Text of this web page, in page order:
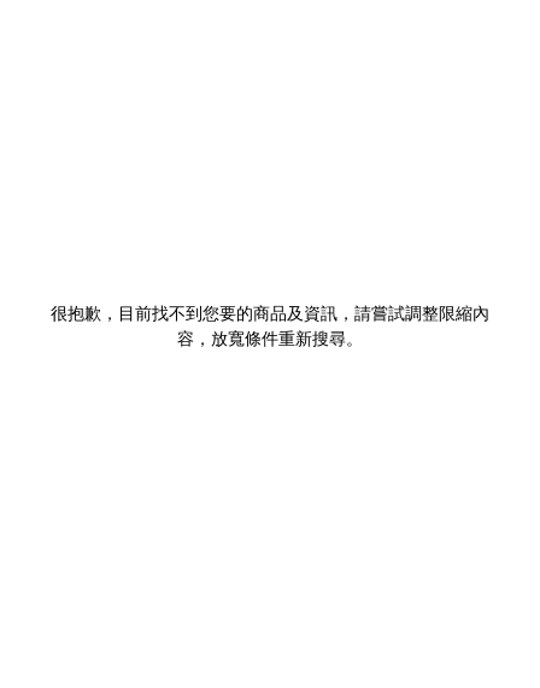
很抱歉，目前找不到您要的商品及資訊，請嘗試調整限縮內
容，放寬條件重新搜尋。